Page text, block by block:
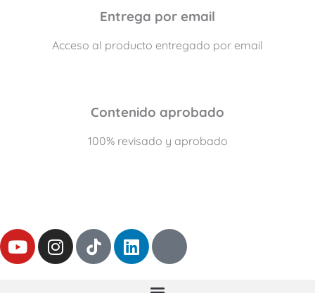
Entrega por email
Acceso al producto entregado por email
Contenido aprobado
100% revisado y aprobado
Y
o
I
n
L
i
T